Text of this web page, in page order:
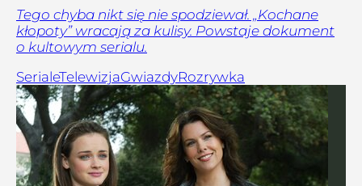
Tego chyba nikt się nie spodziewał. „Kochane
kłopoty” wracają za kulisy. Powstaje dokument
o kultowym serialu.
SerialeTelewizjaGwiazdyRozrywka